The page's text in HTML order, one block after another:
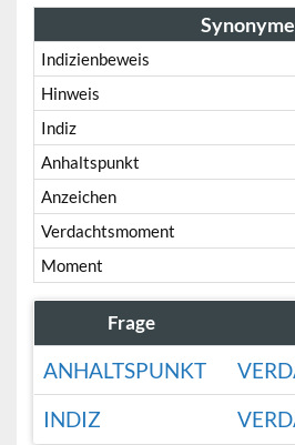
Synonyme
Indizienbeweis
Hinweis
Indiz
Anhaltspunkt
Anzeichen
Verdachtsmoment
Moment
Frage
ANHALTSPUNKT
INDIZ